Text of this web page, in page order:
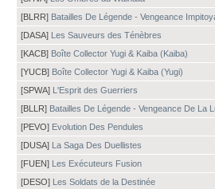
[BLRR] Batailles De Légende - Vengeance
[DASA] Les Sauveurs des Ténèbres
[KACB] Boîte Collector Yugi & Kaiba (Kaiba)
[YUCB] Boîte Collector Yugi & Kaiba (Yugi)
[SPWA] L'Esprit des Guerriers
[BLLR] Batailles De Légende - Vengeance De La
[PEVO] Evolution Des Pendules
[DUSA] La Saga Des Duellistes
[FUEN] Les Exécuteurs Fusion
[DESO] Les Soldats de la Destinée